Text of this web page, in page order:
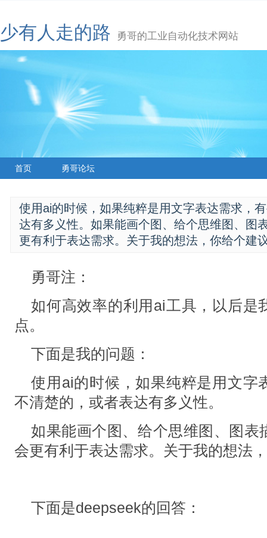
少有人走的路 勇哥的工业自动化技术网站
首页 勇哥论坛
使用ai的时候，如果纯粹是用文字表达需求，
达有多义性。如果能画个图、给个思维图、图
更有利于表达需求。关于我的想法，你给个建
勇哥注：
如何高效率的利用ai工具，以后是
点。
下面是我的问题：
使用ai的时候，如果纯粹是用文字
不清楚的，或者表达有多义性。
如果能画个图、给个思维图、图表
会更有利于表达需求。关于我的想法
下面是deepseek的回答：